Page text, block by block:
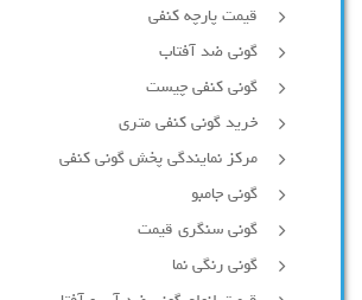
قیمت پارچه کنفی
گونی ضد آفتاب
گونی کنفی چیست
خرید گونی کنفی متری
مرکز نمایندگی پخش گونی کنفی
گونی جامبو
گونی سنگری قیمت
گونی رنگی نما